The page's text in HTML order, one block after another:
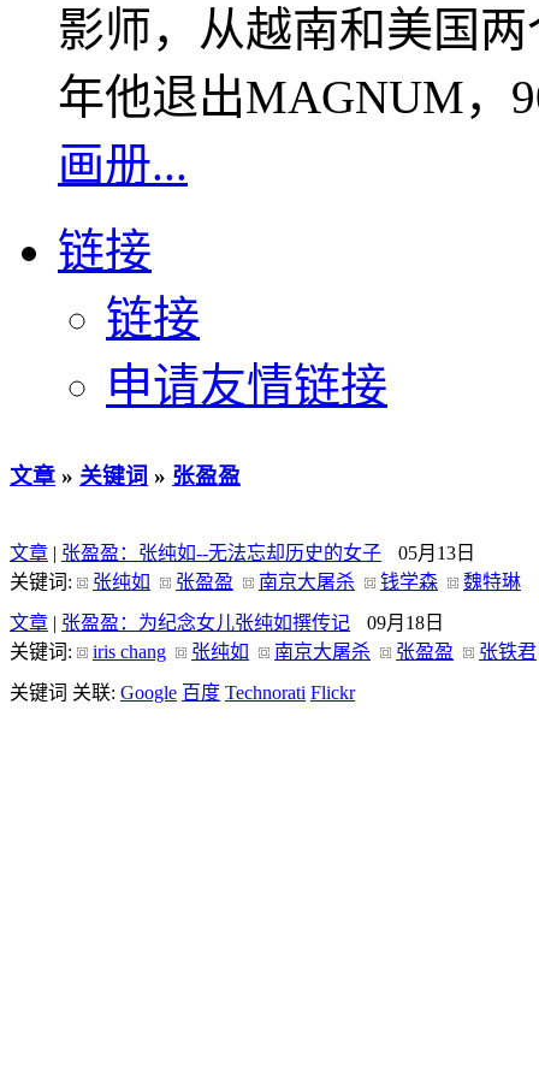
影师，从越南和美国
年他退出MAGNUM，
画册...
链接
链接
申请友情链接
文章 » 关键词 » 张盈盈
文章 | 张盈盈：张纯如--无法忘却历史的女子
05月13日
关键词:
张纯如 张盈盈 南京大屠杀 钱学森
魏特琳
文章 | 张盈盈：为纪念女儿张纯如撰传记
09月18日
关键词:
iris chang 张纯如 南京大屠杀 张盈盈
张铁君
关键词 关联: Google 百度 Technorati Flickr